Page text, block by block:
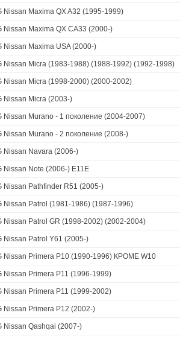
Nissan Maxima QX A32 (1995-1999)
Nissan Maxima QX CA33 (2000-)
Nissan Maxima USA (2000-)
Nissan Micra (1983-1988) (1988-1992) (1992-1998)
Nissan Micra (1998-2000) (2000-2002)
Nissan Micra (2003-)
Nissan Murano - 1 поколение (2004-2007)
Nissan Murano - 2 поколение (2008-)
Nissan Navara (2006-)
Nissan Note (2006-) E11E
Nissan Pathfinder R51 (2005-)
Nissan Patrol (1981-1986) (1987-1996)
Nissan Patrol GR (1998-2002) (2002-2004)
Nissan Patrol Y61 (2005-)
Nissan Primera P10 (1990-1996) КРОМЕ W10
Nissan Primera P11 (1996-1999)
Nissan Primera P11 (1999-2002)
Nissan Primera P12 (2002-)
Nissan Qashqai (2007-)